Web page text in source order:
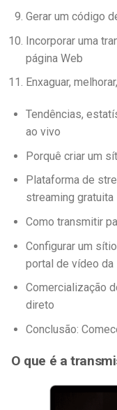
Gerar um código
Incorporar uma
página Web
Enxaguar,
Tendências,
ao vivo
Porquê criar um
Plataforma de
streaming gratuita
Como transmitir
Configurar um
portal de vídeo da
Comercialização
direto
Conclusão:
O que é a